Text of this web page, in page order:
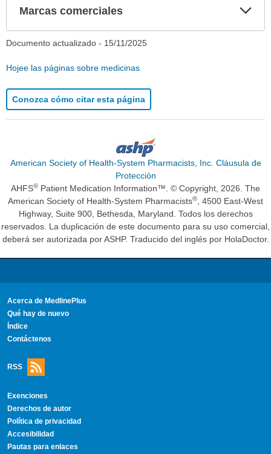
Marcas comerciales
Documento actualizado - 15/11/2025
Hojee las páginas sobre medicinas
Conozca cómo citar esta página
American Society of Health-System Pharmacists, Inc. Cláusula de
Protección
AHFS® Patient Medication Information™. © Copyright, 2026. The
American Society of Health-System Pharmacists®, 4500 East-West
Highway, Suite 900, Bethesda, Maryland. Todos los derechos
reservados. La duplicación de este documento para su uso comercial,
deberá ser autorizada por ASHP. Traducido del inglés por HolaDoctor.
Acerca de MedlinePlus
Qué hay de nuevo
Índice
Contáctenos
RSS
Exenciones
Derechos de autor
Política de privacidad
Accesibilidad
Pautas para enlaces